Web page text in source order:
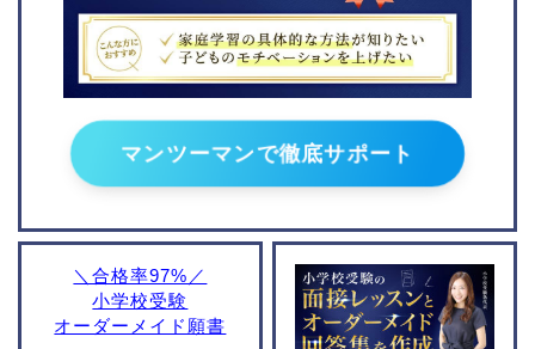
マンツーマンで徹底サポート
＼合格率97%／
小学校受験
オーダーメイド願書
東京学芸大学附属小金井
小学校
成城学園初等学校
日本女子大学附属豊明小
東京学芸大学附属世田谷
小学校
筑波大学附属小学校
学校
お茶の水女子大学附属小
学校
湘南白百合小学校
捜真小学校
相模女子大学小学部
平和学園小学校
桐光学園小学校
湘南学園小学校
清泉小学校
洗足学園小学校